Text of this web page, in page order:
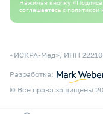
Нажимая кнопку
соглашаетесь с политикой
«ИСКРА-Мед», ИНН
Разработка:
© Все права защищены